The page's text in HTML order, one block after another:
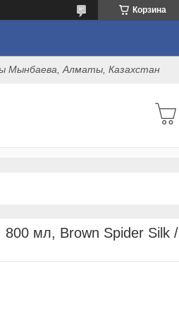
Корзина
Мынбаева, Алматы, Казахстан
мл, Brown Spider Silk /